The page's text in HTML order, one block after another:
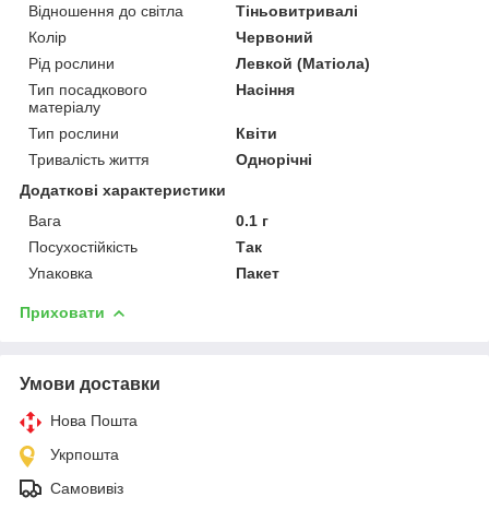
Відношення до світла
Тіньовитривалі
Колір
Червоний
Рід рослини
Левкой (Матіола)
Тип посадкового
матеріалу
Насіння
Тип рослини
Квіти
Тривалість життя
Однорічні
Додаткові характеристики
Вага
0.1 г
Посухостійкість
Так
Упаковка
Пакет
Приховати
Умови доставки
Нова Пошта
Укрпошта
Самовивіз